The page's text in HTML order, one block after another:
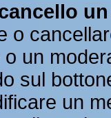
o
un
sul
un